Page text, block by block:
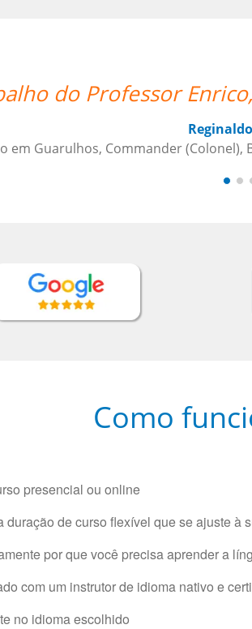
pontual.””
Brasileira)
Como
presencial ou online
duração de curso flexível que se ajuste à
por que você precisa aprender a
com um instrutor de idioma nativo e
no idioma escolhido